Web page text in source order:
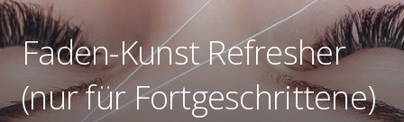
Faden-Kunst Refresher
(nur für Fortgeschrittene)